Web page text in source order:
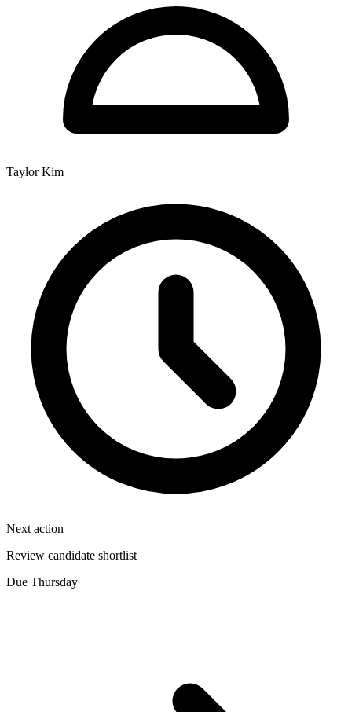
Taylor Kim
Next action
Review candidate shortlist
Due Thursday